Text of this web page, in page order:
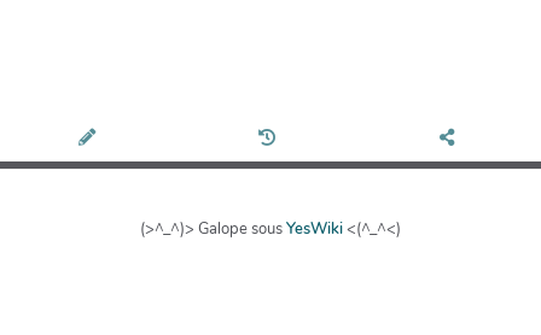
(>^_^)> Galope sousYesWiki<(^_^<)